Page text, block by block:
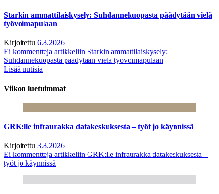
Starkin ammattilaiskysely: Suhdannekuopasta päädytään vielä
työvoimapulaan
Kirjoitettu 6.8.2026
Ei kommentteja artikkeliin Starkin ammattilaiskysely:
Suhdannekuopasta päädytään vielä työvoimapulaan
Lisää uutisia
Viikon luetuimmat
GRK:lle infraurakka datakeskuksesta – työt jo käynnissä
Kirjoitettu 3.8.2026
Ei kommentteja artikkeliin GRK:lle infraurakka datakeskuksesta –
työt jo käynnissä